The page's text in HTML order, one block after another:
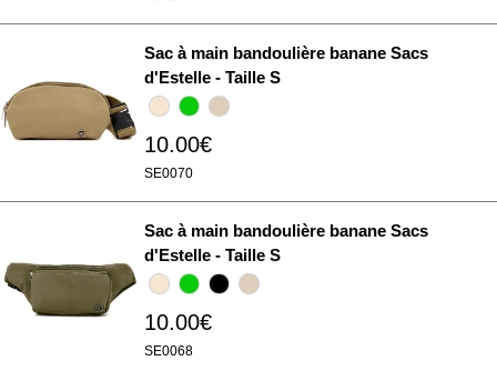
Sac à main bandoulière banane Sacs
d'Estelle - Taille S
10.00€
SE0070
Sac à main bandoulière banane Sacs
d'Estelle - Taille S
10.00€
SE0068